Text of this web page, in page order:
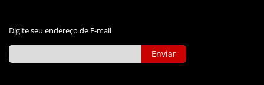
Digite seu endereço de E-mail
Enviar